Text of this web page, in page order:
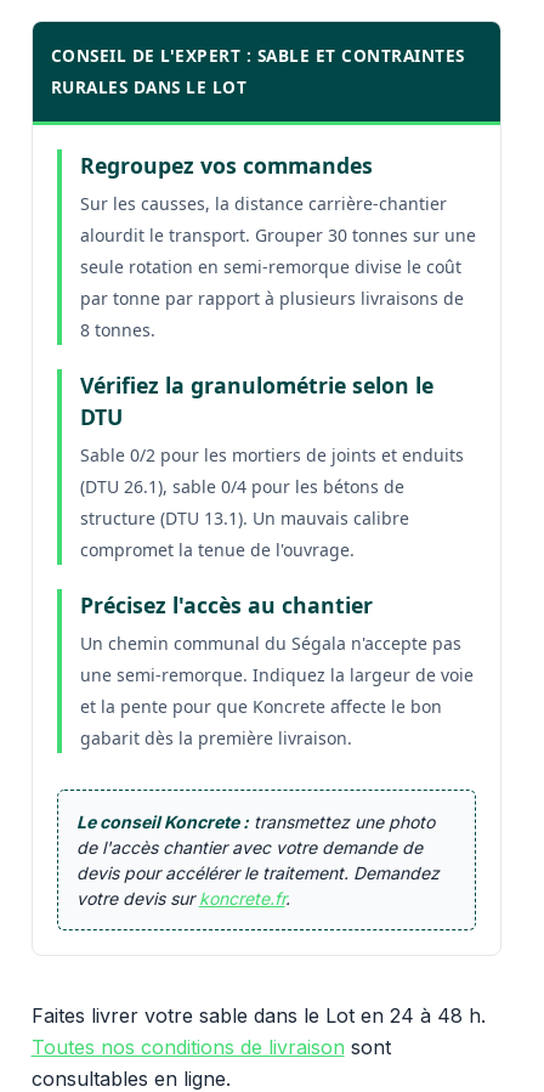
CONSEIL DE L'EXPERT : SABLE ET CONTRAINTES
RURALES DANS LE LOT
Regroupez vos commandes
Sur les causses, la distance carrière-chantier
alourdit le transport. Grouper 30 tonnes sur une
seule rotation en semi-remorque divise le coût
par tonne par rapport à plusieurs livraisons de
8 tonnes.
Vérifiez la granulométrie selon le
DTU
Sable 0/2 pour les mortiers de joints et enduits
(DTU 26.1), sable 0/4 pour les bétons de
structure (DTU 13.1). Un mauvais calibre
compromet la tenue de l'ouvrage.
Précisez l'accès au chantier
Un chemin communal du Ségala n'accepte pas
une semi-remorque. Indiquez la largeur de voie
et la pente pour que Koncrete affecte le bon
gabarit dès la première livraison.
Le conseil Koncrete :transmettez une photo
de l'accès chantier avec votre demande de
devis pour accélérer le traitement. Demandez
votre devis surkoncrete.fr.
Faites livrer votre sable dans le Lot en 24 à 48 h.
Toutes nos conditions de livraison sont
consultables en ligne.